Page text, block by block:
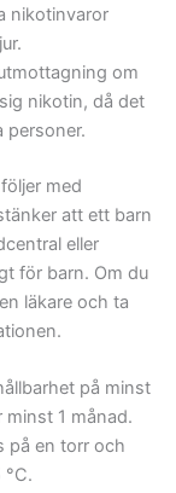
nikotinvaror
om
nikotin, då det
personer.
med
att ett barn
eller
för barn. Om du
läkare och ta
på minst
1 månad.
på en torr och